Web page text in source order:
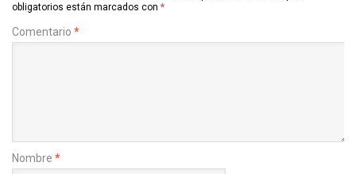
obligatorios están marcados con *
Comentario *
Nombre *